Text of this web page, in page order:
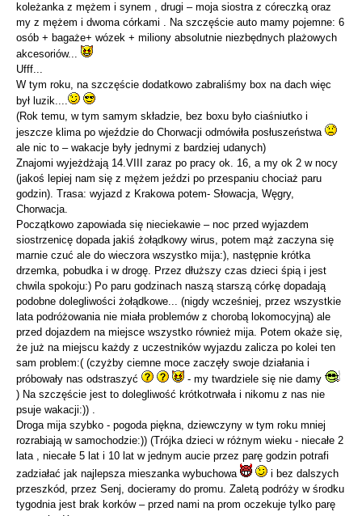
koleżanka z mężem i synem , drugi – moja siostra z córeczką oraz
my z mężem i dwoma córkami . Na szczęście auto mamy pojemne: 6
osób + bagaże+ wózek + miliony absolutnie niezbędnych plażowych
akcesoriów...
Ufff...
W tym roku, na szczęście dodatkowo zabraliśmy box na dach więc
był luzik....
(Rok temu, w tym samym składzie, bez boxu było ciaśniutko i
jeszcze klima po wjeździe do Chorwacji odmówiła posłuszeństwa
ale nic to – wakacje były jednymi z bardziej udanych)
Znajomi wyjeżdżają 14.VIII zaraz po pracy ok. 16, a my ok 2 w nocy
(jakoś lepiej nam się z mężem jeździ po przespaniu chociaż paru
godzin). Trasa: wyjazd z Krakowa potem- Słowacja, Węgry,
Chorwacja.
Początkowo zapowiada się nieciekawie – noc przed wyjazdem
siostrzenicę dopada jakiś żołądkowy wirus, potem mąż zaczyna się
marnie czuć ale do wieczora wszystko mija:), następnie krótka
drzemka, pobudka i w drogę. Przez dłuższy czas dzieci śpią i jest
chwila spokoju:) Po paru godzinach naszą starszą córkę dopadają
podobne dolegliwości żołądkowe... (nigdy wcześniej, przez wszystkie
lata podróżowania nie miała problemów z chorobą lokomocyjną) ale
przed dojazdem na miejsce wszystko również mija. Potem okaże się,
że już na miejscu każdy z uczestników wyjazdu zalicza po kolei ten
sam problem:( (czyżby ciemne moce zaczęły swoje działania i
próbowały nas odstraszyć
- my twardziele się nie damy
) Na szczęście jest to dolegliwość krótkotrwała i nikomu z nas nie
psuje wakacji:)) .
Droga mija szybko - pogoda piękna, dziewczyny w tym roku mniej
rozrabiają w samochodzie:)) (Trójka dzieci w różnym wieku - niecałe 2
lata , niecałe 5 lat i 10 lat w jednym aucie przez parę godzin potrafi
zadziałać jak najlepsza mieszanka wybuchowa
i bez dalszych
przeszkód, przez Senj, docieramy do promu. Zaletą podróży w środku
tygodnia jest brak korków – przed nami na prom oczekuje tylko parę